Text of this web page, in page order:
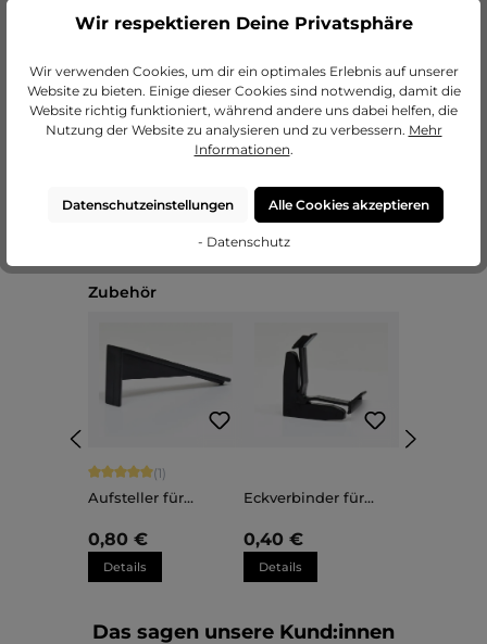
Produktgalerie überspringen
Zubehör
Durchschnittliche Bewertung von 5 von 5 Sternen
(1)
Aufsteller für
Sara
0,80 €
Details
Eckverbinder für
Sara
0,40 €
Details
Das sagen unsere Kund:innen
Wir respektieren Deine Privatsphäre
Wir verwenden Cookies, um dir ein optimales Erlebnis auf unserer
Website zu bieten. Einige dieser Cookies sind notwendig, damit die
Website richtig funktioniert, während andere uns dabei helfen, die
Nutzung der Website zu analysieren und zu verbessern. Mehr
Informationen.
Datenschutzeinstellungen Alle Cookies akzeptieren
- Datenschutz